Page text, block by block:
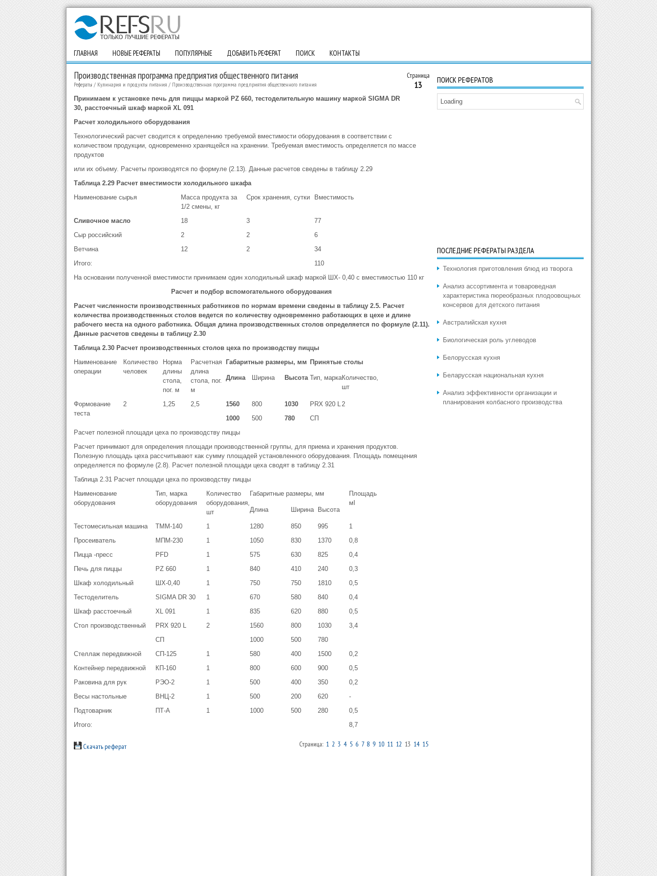
ГЛАВНАЯ НОВЫЕ РЕФЕРАТЫ ПОПУЛЯРНЫЕ ДОБАВИТЬ РЕФЕРАТ ПОИСК КОНТАКТЫ
Страница
13
Производственная программа предприятия общественного питания
Рефераты / Кулинария и продукты питания / Производственная программа предприятия общественного питания
Принимаем к установке печь для пиццы маркой PZ 660, тестоделительную машину маркой SIGMA DR
30, расстоечный шкаф маркой XL 091
Расчет холодильного оборудования
Технологический расчет сводится к определению требуемой вместимости оборудования в соответствии с
количеством продукции, одновременно хранящейся на хранении. Требуемая вместимость определяется по массе
продуктов
или их объему. Расчеты производятся по формуле (2.13). Данные расчетов сведены в таблицу 2.29
Таблица 2.29 Расчет вместимости холодильного шкафа
Наименование сырья
Масса продукта за
1/2 смены, кг
Срок хранения, сутки Вместимость
Сливочное масло 18 3
77
Сыр российский
2 2
6
Ветчина
12 2
34
Итого:
110
На основании полученной вместимости принимаем один холодильный шкаф маркой ШХ- 0,40 с вместимостью 110 кг
Расчет и подбор вспомогательного оборудования
Расчет численности производственных работников по нормам времени сведены в таблицу 2.5. Расчет
количества производственных столов ведется по количеству одновременно работающих в цехе и длине
рабочего места на одного работника. Общая длина производственных столов определяется по формуле (2.11).
Данные расчетов сведены в таблицу 2.30
Таблица 2.30 Расчет производственных столов цеха по производству пиццы
Наименование
операции
Количество
человек
Норма
длины
стола,
пог. м
Расчетная
длина
стола, пог.
м
Габаритные размеры, мм Принятые столы
Длина Ширина Высота Тип, маркаКоличество,
шт
Формование
теста
2 1,25 2,5 1560 800 1030 PRX 920 L2
1000
500 780
СП
Расчет полезной площади цеха по производству пиццы
Расчет принимают для определения площади производственной группы, для приема и хранения продуктов.
Полезную площадь цеха рассчитывают как сумму площадей установленного оборудования. Площадь помещения
определяется по формуле (2.8). Расчет полезной площади цеха сводят в таблицу 2.31
Таблица 2.31 Расчет площади цеха по производству пиццы
Наименование
оборудования
Тип, марка
оборудования
Количество
оборудования,
шт
Габаритные размеры, мм
Площадь
мІ
Длина
Ширина Высота
Тестомесильная машина ТММ-140 1 1280 850 995
1
Просеиватель
МПМ-230 1 1050 830 1370
0,8
Пицца -пресс
PFD 1 575 630 825
0,4
Печь для пиццы
PZ 660 1 840 410 240
0,3
Шкаф холодильный
ШХ-0,40 1 750 750 1810
0,5
Тестоделитель
SIGMA DR 30 1 670 580 840
0,4
Шкаф расстоечный
XL 091 1 835 620 880
0,5
Стол производственный
PRX 920 L
СП
2
1560
1000
800
500
1030
780
3,4
Стеллаж передвижной СП-125 1 580 400 1500
0,2
Контейнер передвижной
КП-160 1 800 600 900
0,5
Раковина для рук
РЭО-2 1 500 400 350
0,2
Весы настольные
ВНЦ-2 1 500 200 620
-
Подтоварник
ПТ-А 1 1000 500 280
0,5
Итого:
8,7
Скачать реферат Страница: 1 2 3 4 5 6 7 8 9 10 11 12 13 14 15
ПОИСК РЕФЕРАТОВ
Loading
ПОСЛЕДНИЕ РЕФЕРАТЫ РАЗДЕЛА
Технология приготовления блюд из творога
Анализ ассортимента и товароведная
характеристика пюреобразных плодоовощных
консервов для детского питания
Австралийская кухня
Биологическая роль углеводов
Белорусская кухня
Беларусская национальная кухня
Анализ эффективности организации и
планирования колбасного производства